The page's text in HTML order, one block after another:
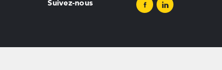
Suivez-nous